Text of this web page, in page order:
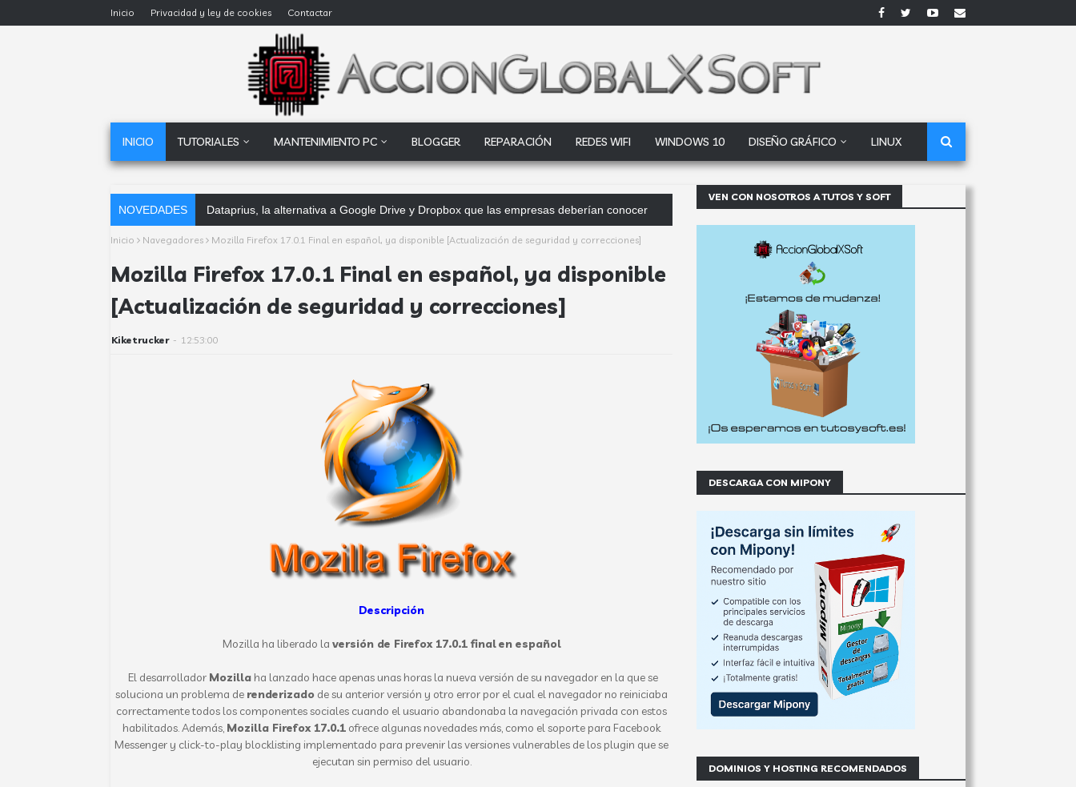
Inicio Privacidad y ley de cookies Contactar
INICIO TUTORIALES MANTENIMIENTO PC BLOGGER REPARACIÓN REDES WIFI WINDOWS 10 DISEÑO GRÁFICO LINUX
NOVEDADES Dataprius, la alternativa a Google Drive y Dropbox que las empresas deberían conocer
Inicio Navegadores Mozilla Firefox 17.0.1 Final en español, ya disponible [Actualización de seguridad y correcciones]
Mozilla Firefox 17.0.1 Final en español, ya disponible
[Actualización de seguridad y correcciones]
Kiketrucker - 12:53:00
Descripción
Mozilla ha liberado la versión de Firefox 17.0.1 finalen español
El desarrollador Mozillaha lanzado hace apenas unas horas la nueva versión de su navegador en la que se
soluciona un problema de renderizado de su anterior versión y otro error por el cual el navegador no reiniciaba
correctamente todos los componentes sociales cuando el usuario abandonaba la navegación privada con estos
habilitados. Además, Mozilla Firefox 17.0.1 ofrece algunas novedades más, como el soporte para Facebook
Messenger y click-to-play blocklisting implementado para prevenir las versiones vulnerables de los plugin que se
ejecutan sin permiso del usuario.
VEN CON NOSOTROS A TUTOS Y SOFT
DESCARGA CON MIPONY
DOMINIOS Y HOSTING RECOMENDADOS